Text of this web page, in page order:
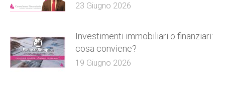
23 Giugno 2026
Investimenti immobiliari o finanziari:
cosa conviene?
19 Giugno 2026